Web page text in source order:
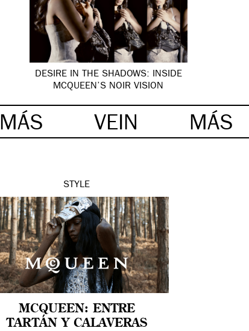
DESIRE IN THE SHADOWS: INSIDE
MCQUEEN’S NOIR VISION
MÁS VEIN MÁS
STYLE
MCQUEEN: ENTRE
TARTÁN Y CALAVERAS